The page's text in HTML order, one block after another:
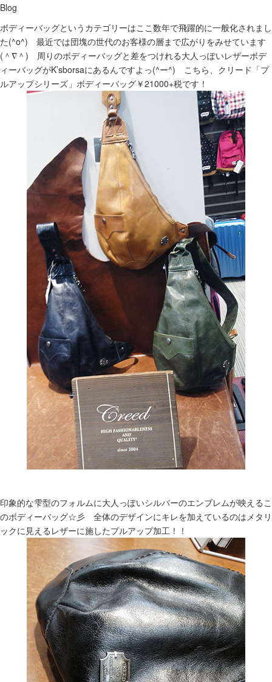
Blog
ボディーバッグというカテゴリーはここ数年で飛躍的に一般化されまし
た(^o^) 最近では団塊の世代のお客様の層まで広がりをみせています
(＾∇＾) 周りのボディーバッグと差をつけれる大人っぽいレザーボデ
ィーバッグがK’sborsaにあるんですよっ(^ー^) こちら、クリード「プ
ルアップシリーズ」ボディーバッグ￥21000+税です！
印象的な雫型のフォルムに大人っぽいシルバーのエンブレムが映えるこ
のボディーバッグ☆彡 全体のデザインにキレを加えているのはメタリ
ックに見えるレザーに施したプルアップ加工！！